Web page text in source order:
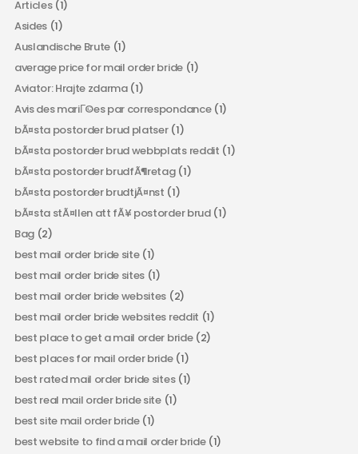
Articles(1)
Asides(1)
Auslandische Brute (1)
average price for mail order bride(1)
Aviator: Hrajte zdarma(1)
Avis des mariГ©es par correspondance(1)
bÃ¤sta postorder brud platser(1)
bÃ¤sta postorder brud webbplats reddit (1)
bÃ¤sta postorder brudfÃ¶retag(1)
bÃ¤sta postorder brudtjÃ¤nst (1)
bÃ¤sta stÃ¤llen att fÃ¥ postorder brud(1)
Bag(2)
best mail order bride site(1)
best mail order bride sites (1)
best mail order bride websites (2)
best mail order bride websites reddit (1)
best place to get a mail order bride(2)
best places for mail order bride(1)
best rated mail order bride sites(1)
best real mail order bride site(1)
best site mail order bride(1)
best website to find a mail order bride(1)